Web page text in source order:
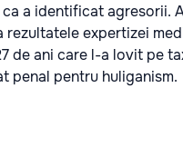
a identificat agresorii.
rezultatele expertizei
de ani care l-a lovit pe
penal pentru huliganism.